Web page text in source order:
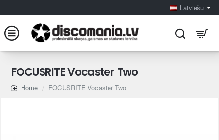
Latviešu
FOCUSRITE Vocaster Two
home
FOCUSRITE Vocaster Two